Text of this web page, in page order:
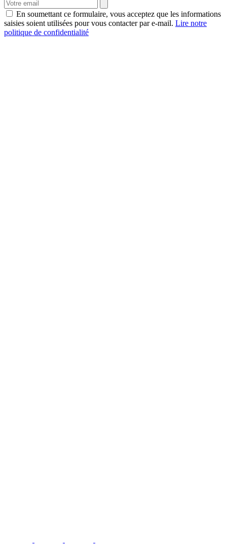
En soumettant ce formulaire, vous acceptez que les informations
saisies soient utilisées pour vous contacter par e-mail. Lire notre
politique de confidentialité